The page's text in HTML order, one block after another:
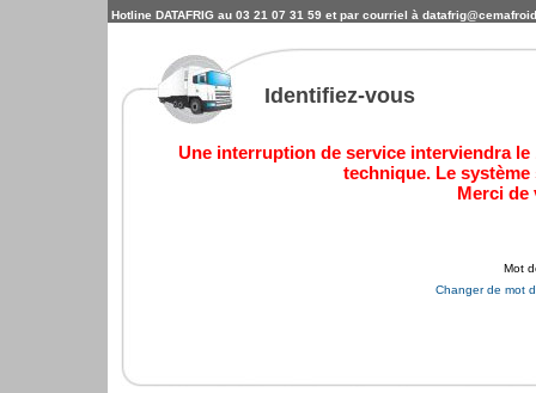
Hotline DATAFRIG au 03 21 07 31 59 et par courriel à
Identifiez-vous
Une interruption de service interviendra le
technique. Le
Merci de
Mot
Changer de mot